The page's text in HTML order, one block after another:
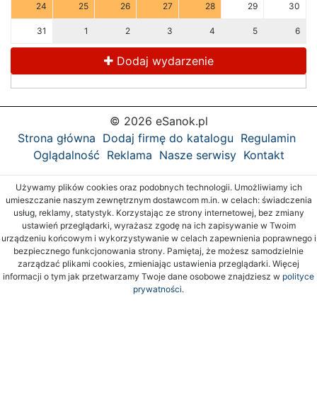
24 25 26 27 28 29 30
31 1 2 3 4 5 6
Dodaj wydarzenie
© 2026 eSanok.pl
Strona główna Dodaj firmę do katalogu Regulamin
Oglądalność Reklama Nasze serwisy Kontakt
Używamy plików cookies oraz podobnych technologii. Umożliwiamy ich
umieszczanie naszym zewnętrznym dostawcom m.in. w celach: świadczenia
usług, reklamy, statystyk. Korzystając ze strony internetowej, bez zmiany
ustawień przeglądarki, wyrażasz zgodę na ich zapisywanie w Twoim
urządzeniu końcowym i wykorzystywanie w celach zapewnienia poprawnego i
bezpiecznego funkcjonowania strony. Pamiętaj, że możesz samodzielnie
zarządzać plikami cookies, zmieniając ustawienia przeglądarki. Więcej
informacji o tym jak przetwarzamy Twoje dane osobowe znajdziesz w polityce
prywatności.